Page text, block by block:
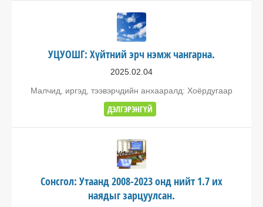
УЦУОШГ: Хүйтний эрч нэмж чангарна.
2025.02.04
Малчид, иргэд, тээвэрчдийн анхааралд: Хоёрдугаар
ДЭЛГЭРЭНГҮЙ
Сонсгол: Утаанд 2008-2023 онд нийт 1.7 их
наядыг зарцуулсан.